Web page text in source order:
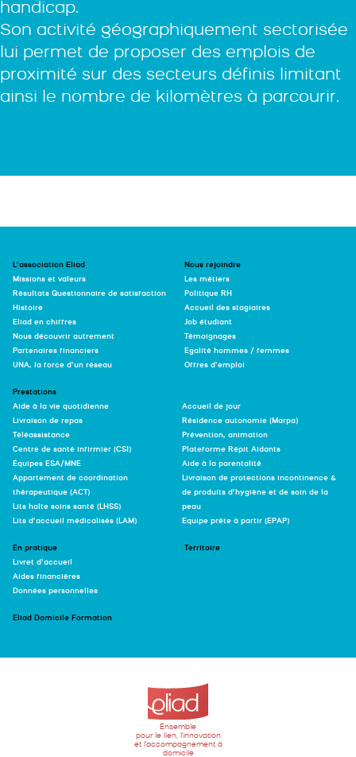
handicap.
Son activité géographiquement sectorisée
lui permet de proposer des emplois de
proximité sur des secteurs définis limitant
ainsi le nombre de kilomètres à parcourir.
L’association Eliad
Missions et valeurs
Résultats Questionnaire de satisfaction
Histoire
Eliad en chiffres
Nous découvrir autrement
Partenaires financiers
UNA, la force d’un réseau
Nous rejoindre
Les métiers
Politique RH
Accueil des stagiaires
Job étudiant
Témoignages
Egalité hommes / femmes
Offres d’emploi
Prestations
Aide à la vie quotidienne
Livraison de repas
Téléassistance
Centre de santé infirmier (CSI)
Équipes ESA/MNE
Appartement de coordination
thérapeutique (ACT)
Lits halte soins santé (LHSS)
Lits d’accueil médicalisés (LAM)
Accueil de jour
Résidence autonomie (Marpa)
Prévention, animation
Plateforme Répit Aidants
Aide à la parentalité
Livraison de protections incontinence &
de produits d’hygiène et de soin de la
peau
Equipe prête à partir (EPAP)
En pratique
Livret d’accueil
Aides financières
Données personnelles
Territoire
Eliad Domicile Formation
Ensemble
pour le lien, l'innovation
et l'accompagnement à
domicile